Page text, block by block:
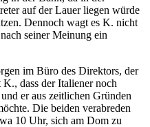
auf der Lauer liegen würde
Dennoch wagt es K. nicht
seiner Meinung ein
im Büro des Direktors, der
dass der Italiener noch
er aus zeitlichen Gründen
Die beiden verabreden
10 Uhr, sich am Dom zu